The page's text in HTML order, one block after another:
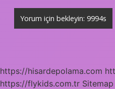
https://hisardepolama.com
https://flykids.com.tr Sitemap